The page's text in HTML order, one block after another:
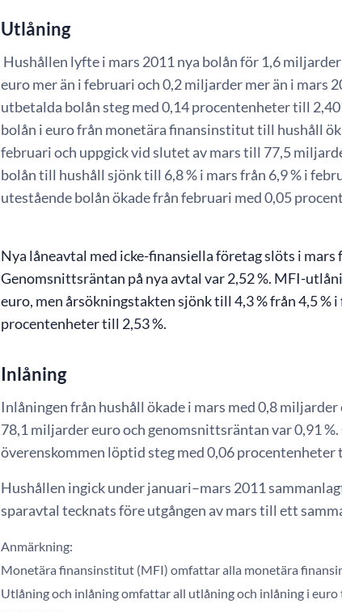
Utlåning
Hushållen lyfte i mars 2011 nya bolån för 1,6
euro mer än i februari och 0,2 miljarder mer än i mars
utbetalda bolån steg med 0,14 procentenheter till
bolån i euro från monetära finansinstitut till hushåll
februari och uppgick vid slutet av mars till 77,5
bolån till hushåll sjönk till 6,8 % i mars från 6,9 % i
utestående bolån ökade från februari med 0,05
Nya låneavtal med icke-finansiella företag slöts i
Genomsnittsräntan på nya avtal var 2,52 %. MFI-
euro, men årsökningstakten sjönk till 4,3 % från 4,5
procentenheter till 2,53 %.
Inlåning
Inlåningen från hushåll ökade i mars med 0,8
78,1 miljarder euro och genomsnittsräntan var 0,91
överenskommen löptid steg med 0,06 procentenheter
Hushållen ingick under januari–mars 2011
sparavtal tecknats före utgången av mars till ett
Anmärkning:
Monetära finansinstitut (MFI) omfattar alla monetära
Utlåning och inlåning omfattar all utlåning och inlåning i